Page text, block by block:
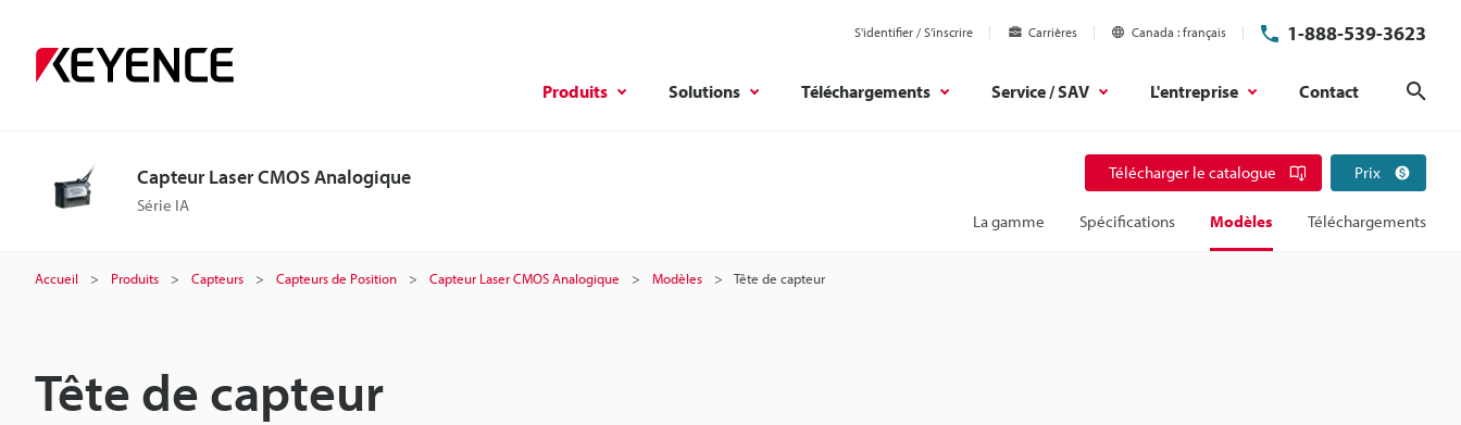
S'identifier / S’inscrire Carrières Canada français 1-888-539-3623
Produits Solutions Téléchargements Service / SAV L'entreprise Contact
Capteur Laser CMOS Analogique
Série IA
Télécharger le catalogue Prix
La gamme Spécifications Modèles Téléchargements
Accueil Produits Capteurs Capteurs de Position Capteur Laser CMOS Analogique Modèles Tête de capteur
Tête de capteur